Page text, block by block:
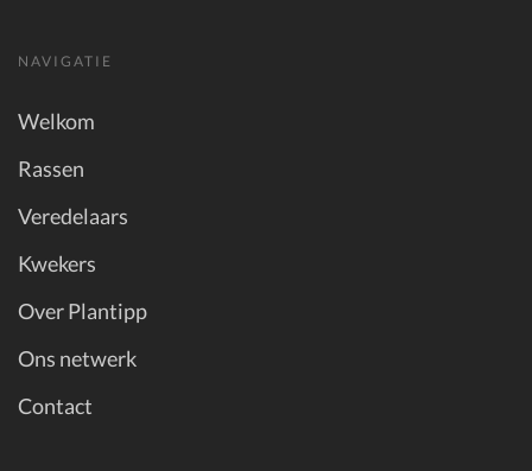
NAVIGATIE
Welkom
Rassen
Veredelaars
Kwekers
Over Plantipp
Ons netwerk
Contact